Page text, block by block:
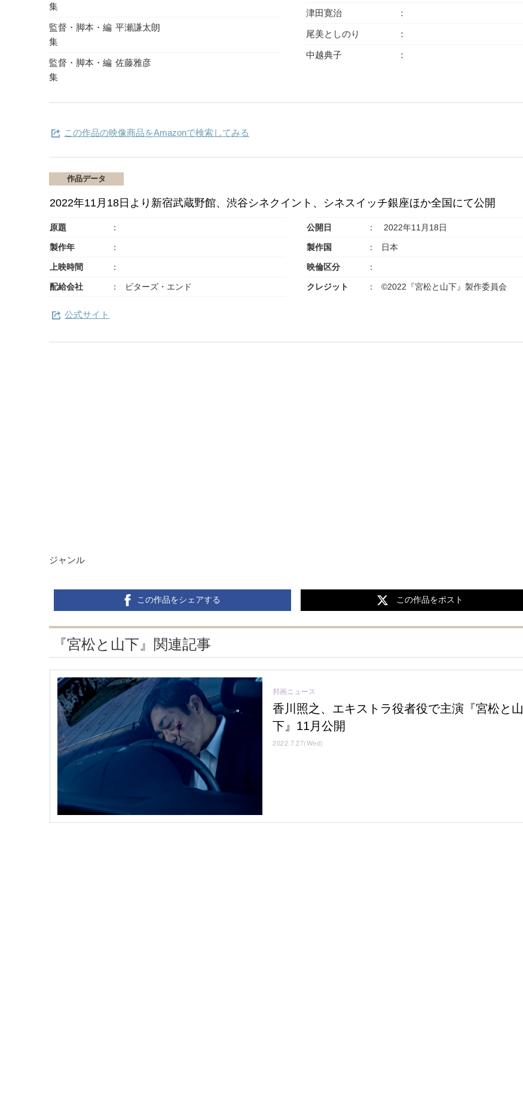
集
監督・脚本・編
集
平瀬謙太朗
監督・脚本・編
集
佐藤雅彦
津田寛治
尾美としのり
中越典子
この作品の映像商品をAmazonで検索してみる
作品データ
2022年11月18日より新宿武蔵野館、渋谷シネクイント、シネスイッチ銀座ほか全国にて公開
原題 公開日 2022年11月18日
製作年 製作国 日本
上映時間 映倫区分
配給会社 ビターズ・エンド クレジット ©2022『宮松と山下』製作委員会
公式サイト
ジャンル
この作品をシェアする この作品をポスト
『宮松と山下』関連記事
邦画ニュース
香川照之、エキストラ役者役で主演『宮松と山
下』11月公開
2022.7.27(Wed)